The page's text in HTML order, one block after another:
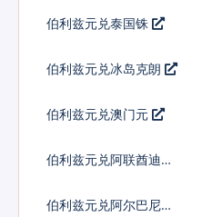
伯利兹元兑泰国铢
伯利兹元兑冰岛克朗
伯利兹元兑澳门元
伯利兹元兑阿联酋迪拉
伯利兹元兑阿尔巴尼亚